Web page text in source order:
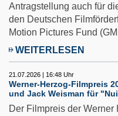
Antragstellung auch für
den Deutschen
Motion Pictures Fund
WEITERLESEN
21.07.2026 | 16:48 Uhr
Werner-Herzog-Filmpreis
und Jack Weisman für
Der Filmpreis der